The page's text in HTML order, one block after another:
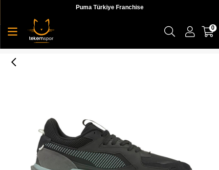
Puma Türkiye Franchise
0